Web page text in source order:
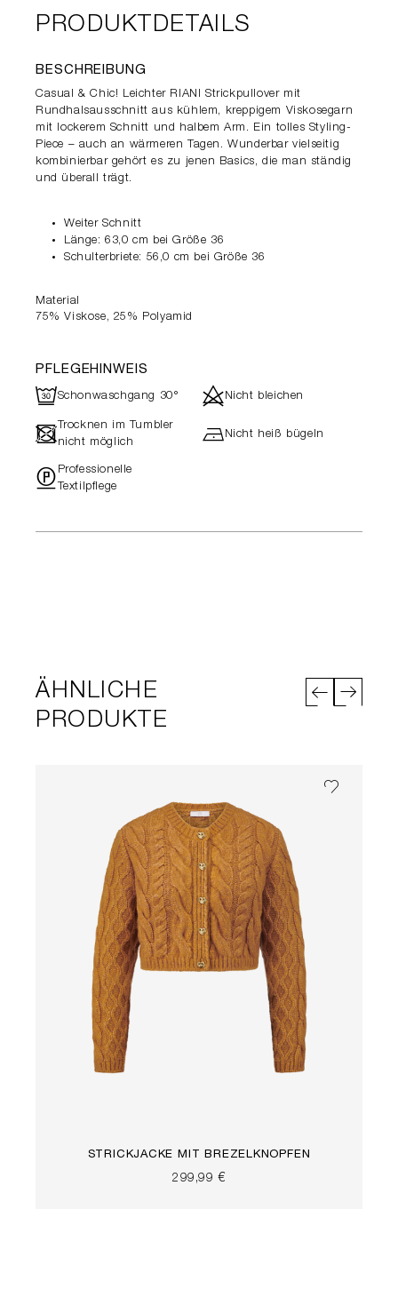
PRODUKTDETAILS
BESCHREIBUNG
Casual & Chic! Leichter RIANI Strickpullover mit
Rundhalsausschnitt aus kühlem, kreppigem Viskosegarn
mit lockerem Schnitt und halbem Arm. Ein tolles Styling-
Piece – auch an wärmeren Tagen. Wunderbar vielseitig
kombinierbar gehört es zu jenen Basics, die man ständig
und überall trägt.
Weiter Schnitt
Länge: 63,0 cm bei Größe 36
Schulterbriete: 56,0 cm bei Größe 36
Material
75% Viskose, 25% Polyamid
PFLEGEHINWEIS
RSchonwaschgang 30° dNicht bleichen
- Trocknen im Tumbler
nicht möglich
hNicht heiß bügeln
"Professionelle
Textilpflege
ÄHNLICHE
PRODUKTE
STRICKJACKE MIT BREZELKNÖPFEN
299,99 €